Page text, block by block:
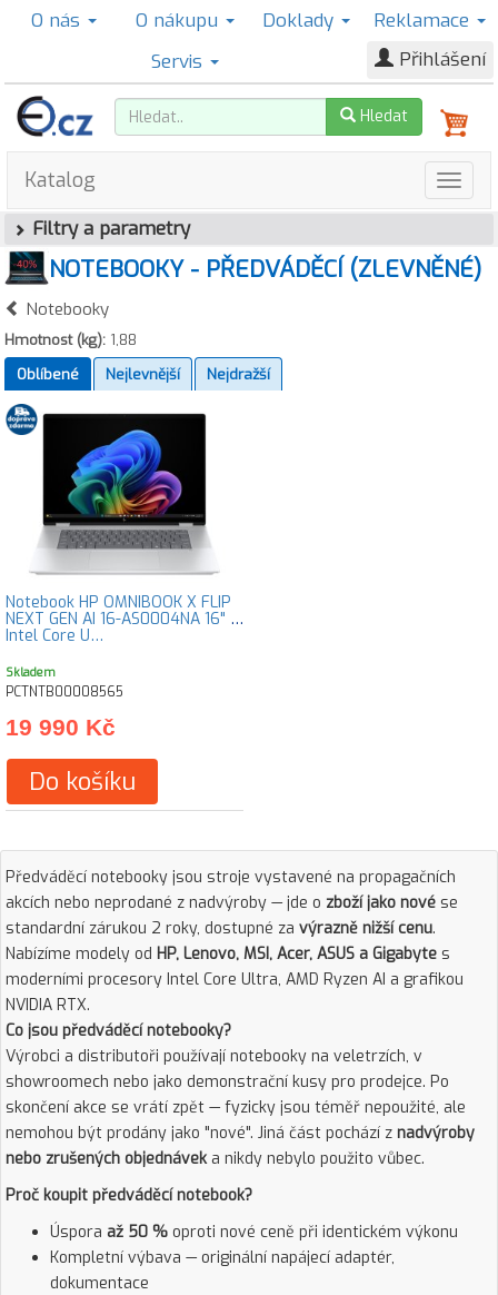
O nás O nákupu Doklady
Reklamace
Servis
Přihlášení
Hledat
Katalog
Filtry a parametry
NOTEBOOKY - PŘEDVÁDĚCÍ (ZLEVNĚNÉ)
Notebooky
Hmotnost (kg): 1,88
Oblíbené
Nejlevnější Nejdražší
Notebook HP OMNIBOOK X FLIP
NEXT GEN AI 16-AS0004NA 16" /
Intel Core U…
Skladem
PCTNTB00008565
19 990 Kč
Do košíku
Předváděcí notebooky jsou stroje vystavené na propagačních
akcích nebo neprodané z nadvýroby — jde o zboží jako nové se
standardní zárukou 2 roky, dostupné za výrazně nižší cenu.
Nabízíme modely od HP, Lenovo, MSI, Acer, ASUS a Gigabyte s
moderními procesory Intel Core Ultra, AMD Ryzen AI a grafikou
NVIDIA RTX.
Co jsou předváděcí notebooky?
Výrobci a distributoři používají notebooky na veletrzích, v
showroomech nebo jako demonstrační kusy pro prodejce. Po
skončení akce se vrátí zpět — fyzicky jsou téměř nepoužité, ale
nemohou být prodány jako "nové". Jiná část pochází z nadvýroby
nebo zrušených objednáveka nikdy nebylo použito vůbec.
Proč koupit předváděcí notebook?
Úspora až 50 % oproti nové ceně při identickém výkonu
Kompletní výbava — originální napájecí adaptér,
dokumentace